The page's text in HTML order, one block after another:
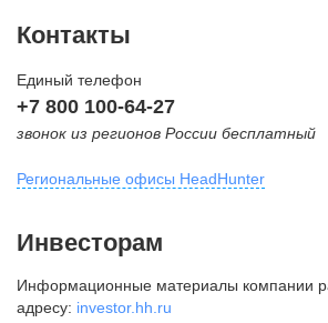
Контакты
Единый телефон
+7 800 100-64-27
звонок из регионов России бесплатный
Региональные офисы HeadHunter
внутригородская территория
Муниципальный округ Тверской,
2-я Брестская ул., д. 48,
Инвесторам
Информационные материалы компании
адресу: investor.hh.ru